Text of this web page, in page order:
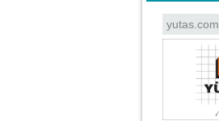
yutas.com